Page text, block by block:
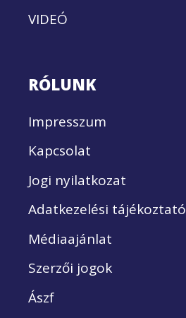
VIDEÓ
RÓLUNK
Impresszum
Kapcsolat
Jogi nyilatkozat
Adatkezelési tájékoztató
Médiaajánlat
Szerzői jogok
Ászf